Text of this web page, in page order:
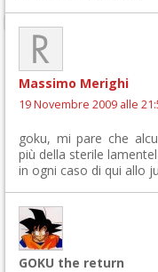
Massimo Merighi
19 Novembre 2009 alle
goku, mi pare che
più della sterile
in ogni caso di qui allo
GOKU the return